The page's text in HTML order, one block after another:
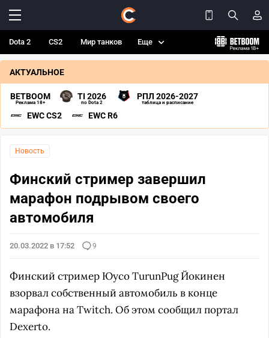
Dota 2 CS2 Мир танков Еще
АКТУАЛЬНОЕ
BETBOOM
Реклама 18+
TI 2026
по Dota 2
РПЛ 2026-2027
таблица и расписание
EWC CS2 EWC R6
Новость
Финский стример завершил
марафон подрывом своего
автомобиля
20.03.2022 в 17:52 9
Финский стример Юусо TurunPug Йокинен
взорвал собственный автомобиль в конце
марафона на Twitch. Об этом сообщил портал
Dexerto.